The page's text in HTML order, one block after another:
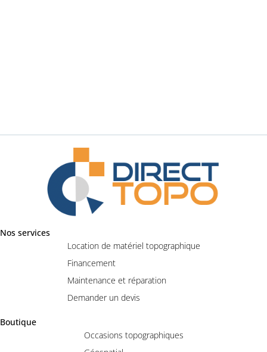
Nos services
Location de matériel topographique
Financement
Maintenance et réparation
Demander un devis
Boutique
Occasions topographiques